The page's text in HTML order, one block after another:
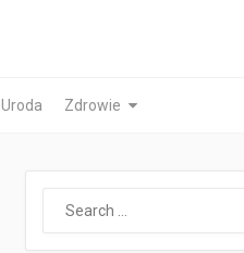
Uroda Zdrowie